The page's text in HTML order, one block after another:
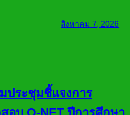
สิงหาคม 7, 2026
ประชุมชี้แจงการ
อบ O-NET ปีการศึกษา